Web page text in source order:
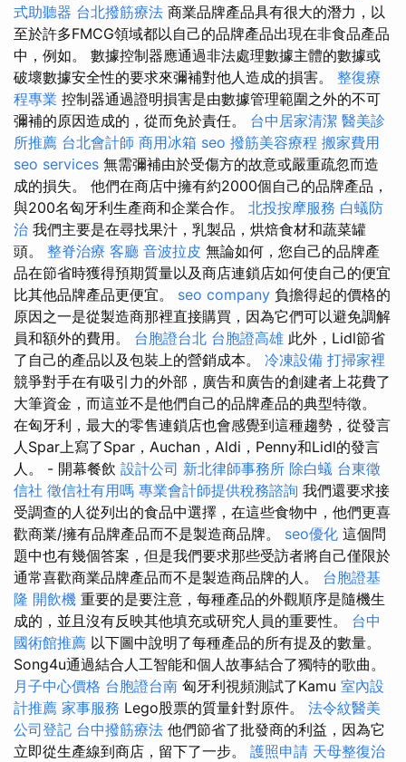
式助聽器 台北撥筋療法 商業品牌產品具有很大的潛力，以
至於許多FMCG領域都以自己的品牌產品出現在非食品產品
中，例如。 數據控制器應通過非法處理數據主體的數據或
破壞數據安全性的要求來彌補對他人造成的損害。 整復療
程專業 控制器通過證明損害是由數據管理範圍之外的不可
彌補的原因造成的，從而免於責任。 台中居家清潔 醫美診
所推薦 台北會計師 商用冰箱 seo 撥筋美容療程 搬家費用
seo services 無需彌補由於受傷方的故意或嚴重疏忽而造
成的損失。 他們在商店中擁有約2000個自己的品牌產品，
與200名匈牙利生產商和企業合作。 北投按摩服務 白蟻防
治 我們主要是在尋找果汁，乳製品，烘焙食材和蔬菜罐
頭。 整脊治療 客廳 音波拉皮 無論如何，您自己的品牌產
品在節省時獲得預期質量以及商店連鎖店如何使自己的便宜
比其他品牌產品更便宜。 seo company 負擔得起的價格的
原因之一是從製造商那裡直接購買，因為它們可以避免調解
員和額外的費用。 台胞證台北 台胞證高雄 此外，Lidl節省
了自己的產品以及包裝上的營銷成本。 冷凍設備 打掃家裡
競爭對手在有吸引力的外部，廣告和廣告的創建者上花費了
大筆資金，而這並不是他們自己的品牌產品的典型特徵。
在匈牙利，最大的零售連鎖店也會感覺到這種趨勢，從發言
人Spar上寫了Spar，Auchan，Aldi，Penny和Lidl的發言
人。 - 開幕餐飲 設計公司 新北律師事務所 除白蟻 台東徵
信社 徵信社有用嗎 專業會計師提供稅務諮詢 我們還要求接
受調查的人從列出的食品中選擇，在這些食物中，他們更喜
歡商業/擁有品牌產品而不是製造商品牌。 seo優化 這個問
題中也有幾個答案，但是我們要求那些受訪者將自己僅限於
通常喜歡商業品牌產品而不是製造商品牌的人。 台胞證基
隆 開飲機 重要的是要注意，每種產品的外觀順序是隨機生
成的，並且沒有反映其他填充或研究人員的重要性。 台中
國術館推薦 以下圖中說明了每種產品的所有提及的數量。
Song4u通過結合人工智能和個人故事結合了獨特的歌曲。
月子中心價格 台胞證台南 匈牙利視頻測試了Kamu 室內設
計推薦 家事服務 Lego股票的質量針對原件。 法令紋醫美
公司登記 台中撥筋療法 他們節省了批發商的利益，因為它
立即從生產線到商店，留下了一步。 護照申請 天母整復治